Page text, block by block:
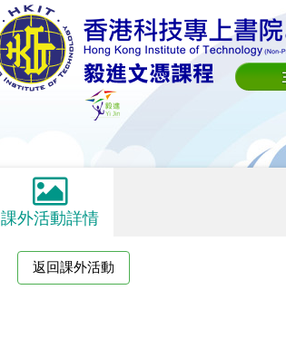
課外活動詳情
返回課外活動